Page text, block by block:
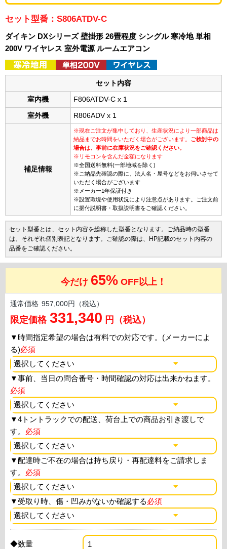
セット型番：S806ATDV-C
ダイキン DXシリーズ 壁掛形 26畳程度 シングル 寒冷地 単相
200V ワイヤレス 室外電源 ルームエアコン
セット内容
室内機 F806ATDV-C x 1
室外機 R806ADV x 1
補足情報
※現在ご注文が集中しており、生産状況により一部商品は
納品までお時間をいただく場合がございます。 ご検討中の
場合は、事前に在庫状況をご確認ください。
※リモコンを含んだ金額になります
※全国送料無料(一部地域を除く)
※ご納品先確認の際に、法人名・屋号などをお伺いさせて
いただく場合がございます
※メーカー1年保証付き
※設置環境や使用状況により注意点があります。ご注文前
に据付説明書・取扱説明書をご確認ください。
セット型番とは、セット内容を総称した型番となります。ご納品時の型番
は、それぞれ個別表記となります。ご確認の際は、HP記載のセット内容の
品番をご確認ください。
今だけ 65% OFF以上！
通常価格 957,000円（税込）
限定価格 331,340 円（税込）
▼時間指定希望の場合は有料での対応です。(メーカーによ
る)必須
▼事前、当日の問合番号・時間確認の対応は出来かねます。
必須
▼4トントラックでの配送、荷台上での商品お引き渡しで
す。 必須
▼配達時ご不在の場合は持ち戻り・再配達料をご請求しま
す。 必須
▼ 受取り時、傷・凹みがないか確認する必須
◆数量